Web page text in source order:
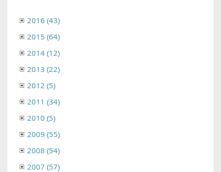
2016 (43)
2015 (64)
2014 (12)
2013 (22)
2012 (5)
2011 (34)
2010 (5)
2009 (55)
2008 (54)
2007 (57)